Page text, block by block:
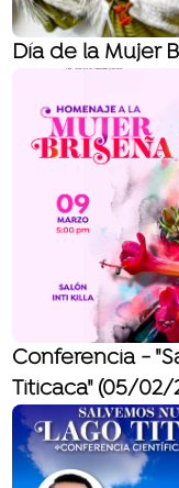
Día de la Mujer
Conferencia -
Titicaca" (05/02/